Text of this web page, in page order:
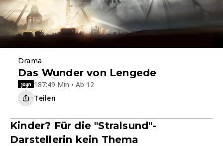
Drama
Das Wunder von Lengede
187:49 Min • Ab 12
Teilen
Kinder? Für die "Stralsund"-
Darstellerin kein Thema